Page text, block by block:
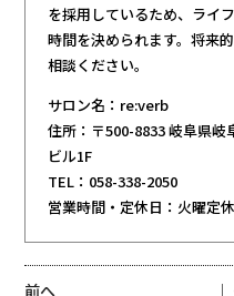
を採用しているため、ライ
時間を決められます。将来
相談ください。
サロン名：re:verb
住所：〒500-8833 岐阜県
ビル1F
TEL：058-338-2050
営業時間・定休日：火曜定休
前へ │